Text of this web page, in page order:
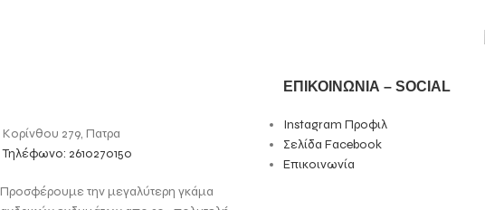
Κορίνθου 279, Πατρα
Τηλέφωνο: 2610270150
Προσφέρουμε την μεγαλύτερη γκάμα
ΕΠΙΚΟΙΝΩΝΙΑ – SOCIAL
Instagram Προφιλ
Σελίδα Facebook
Επικοινωνία